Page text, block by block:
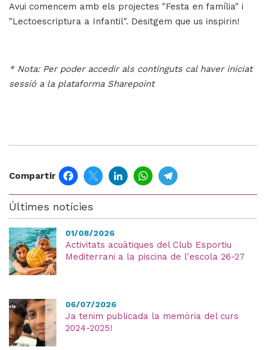
Avui comencem amb els projectes "Festa en família" i
"Lectoescriptura a Infantil". Desitgem que us inspirin!
* Nota: Per poder accedir als continguts cal haver iniciat
sessió a la plataforma Sharepoint
Compartir FacebookTwitterLinkedInWhatsApp
Últimes notícies
01/08/2026
Activitats acuàtiques del Club Esportiu
Mediterrani a la piscina de l'escola 26-27
06/07/2026
Ja tenim publicada la memòria del curs
2024-2025!